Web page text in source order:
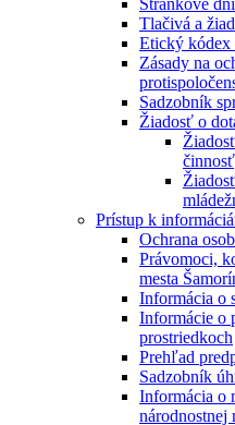
Stránkové dni
Tlačivá a
Etický kódex
Zásady na
Sadzobník
Žiadosť o
Prístup k
Ochrana
Právomoci,
mesta
Informácia o
Informácie o
prostriedkoch
Prehľad
Sadzobník
Informácia o
národnostnej